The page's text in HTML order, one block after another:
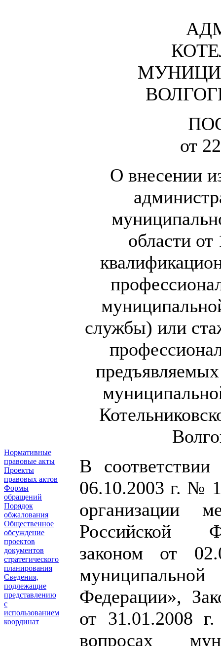
Нормативные
правовые акты
Проекты
правовых актов
Формы
обращений
Порядок
обжалования
Общественное
обсуждение
проектов
документов
стратегического
планирования
Сведения,
подлежащие
представлению
с
использованием
координат
от
О внесении
области
службы) или
В
06.10.2003 г. №
организации
Российской
законом от
Федерации»,
от 31.01.2008
вопросах